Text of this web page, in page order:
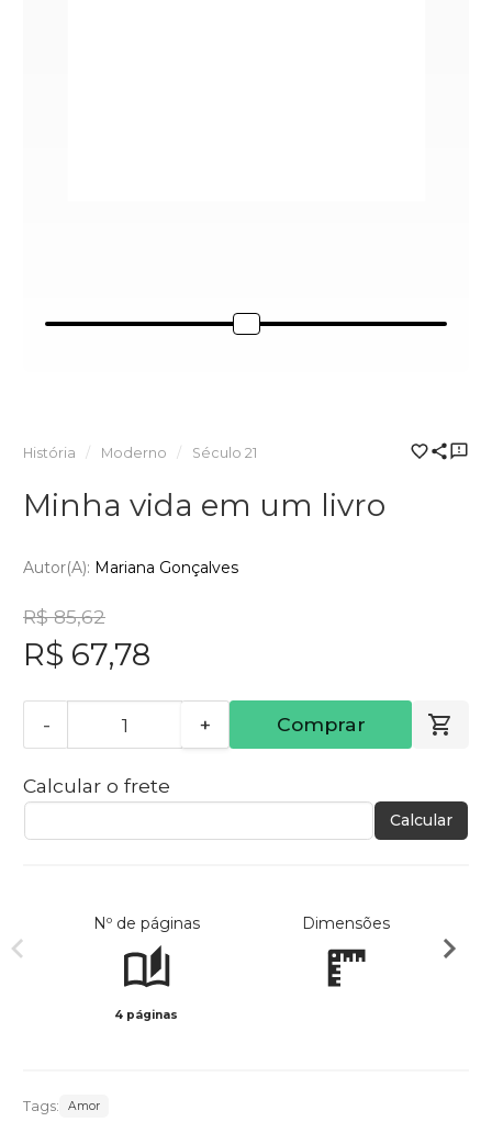
História Moderno Século 21
Minha vida em um livro
Autor(a): Mariana Gonçalves
R$ 85,62
R$ 67,78
- + Comprar
Calcular o frete
Calcular
Nº de páginas
4 páginas
Dimensões
Tags: Amor